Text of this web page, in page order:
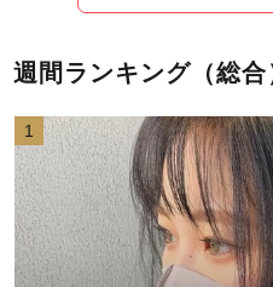
週間ランキング（総合
1